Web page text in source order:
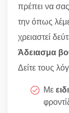
πρέπει να
την όπως
χρειαστεί
Άδειασμα
Δείτε τους
Με